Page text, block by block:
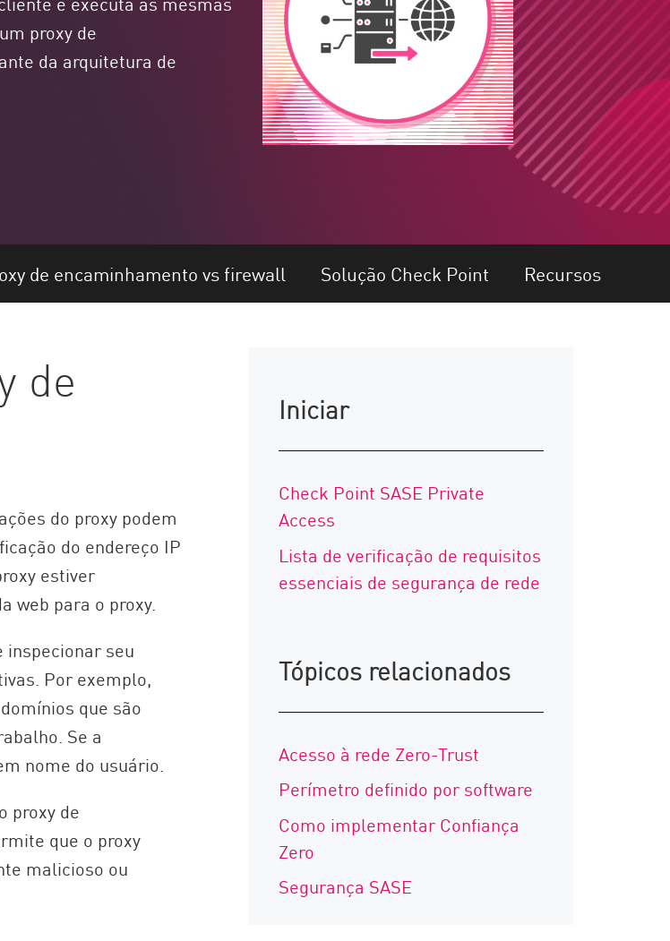
proxy de
da arquitetura de
de encaminhamento vs firewall Solução Check Point Recursos
de
do proxy podem
do endereço IP
estiver
web para o proxy.
inspecionar seu
Por exemplo,
que são
Se a
nome do usuário.
proxy de
que o proxy
malicioso ou
Iniciar
Check Point SASE Private
Access
Lista de verificação de requisitos
essenciais de segurança de rede
Tópicos relacionados
Acesso à rede Zero-Trust
Perímetro definido por software
Como implementar Confiança
Zero
Segurança SASE